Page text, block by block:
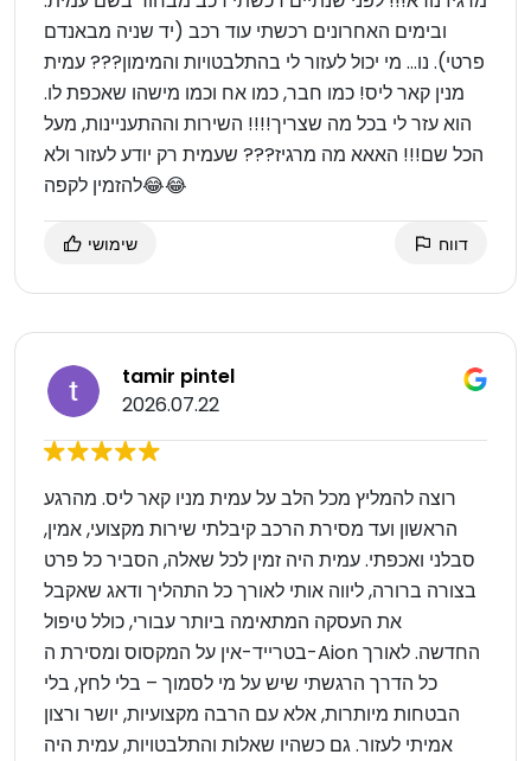
ובימים האחרונים רכשתי עוד רכב (יד שניה מבאנדם
פרטי). נו… מי יכול לעזור לי בהתלבטויות והמימון??? עמית
מנין קאר ליס! כמו חבר, כמו אח וכמו מישהו שאכפת לו.
הוא עזר לי בכל מה שצריך!!!! השירות וההתעניינות, מעל
הכל שם!!! האאא מה מרגיז??? שעמית רק יודע לעזור ולא
להזמין לקפה😂😂
שימושי דווח
tamir pintel
2026.07.22
רוצה להמליץ מכל הלב על עמית מניו קאר ליס. מהרגע
הראשון ועד מסירת הרכב קיבלתי שירות מקצועי, אמין,
סבלני ואכפתי. עמית היה זמין לכל שאלה, הסביר כל פרט
בצורה ברורה, ליווה אותי לאורך כל התהליך ודאג שאקבל
את העסקה המתאימה ביותר עבורי, כולל טיפול
בטרייד-אין על המקסוס ומסירת ה-Aion החדשה. לאורך
כל הדרך הרגשתי שיש על מי לסמוך – בלי לחץ, בלי
הבטחות מיותרות, אלא עם הרבה מקצועיות, יושר ורצון
אמיתי לעזור. גם כשהיו שאלות והתלבטויות, עמית היה